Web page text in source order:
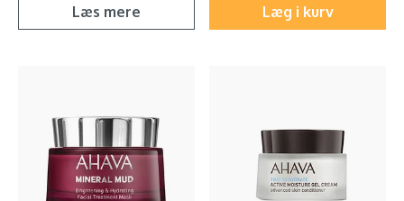
Læs mere Læg i kurv